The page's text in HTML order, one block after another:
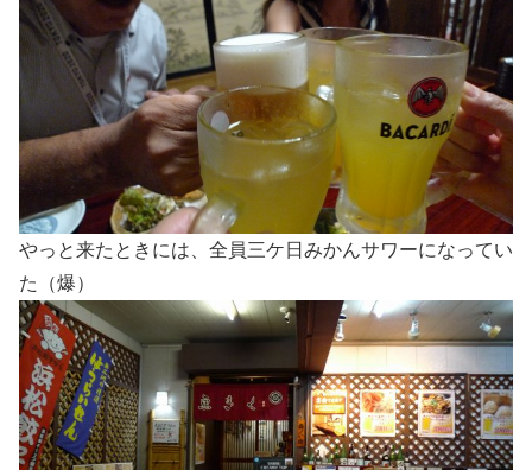
やっと来たときには、全員三ケ日みかんサワーになってい
た（爆）